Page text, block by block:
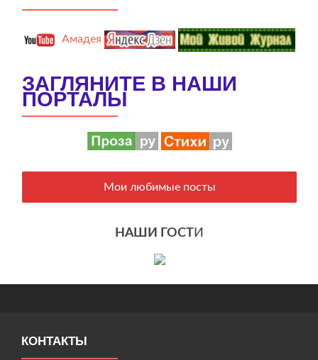
Амадея
ЗАГЛЯНИТЕ В НАШИ
ПОРТАЛЫ
Мои любимые посты
НАШИ ГОСТИ
КОНТАКТЫ